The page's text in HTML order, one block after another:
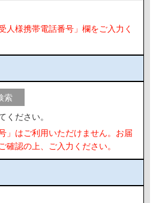
人様携帯電話番号」欄をご入力く
索
ください。
」はご利用いただけません。お届
確認の上、ご入力ください。